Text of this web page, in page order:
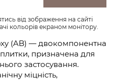
від зображення на сайті
кольорів екраном монітору.
(AB) — двокомпонентна
призначена для
застосування.
міцність,